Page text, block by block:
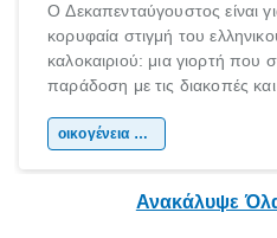
Ο Δεκαπενταύγουστος είναι
κορυφαία στιγμή του
καλοκαιριού: μια γιορτή που
παράδοση με τις διακοπές και
χώρας. Είτε πρόκειται για
οικογένεια & παιδί
Ανακάλυψε